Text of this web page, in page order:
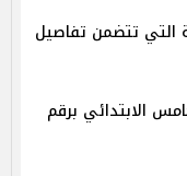
التي تتضمن تفاصيل
الابتدائي برقم